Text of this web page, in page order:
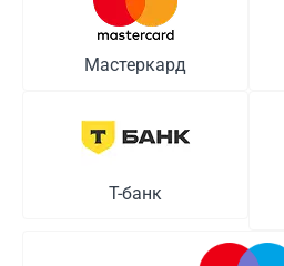
Мастеркард
Т-банк